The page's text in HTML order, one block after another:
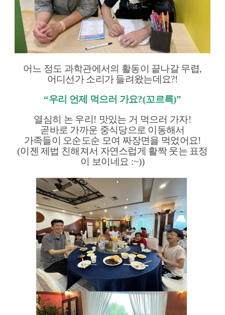
어느 정도 과학관에서의 활동이 끝나갈 무렵,
어디선가 소리가 들려왔는데요?!
“우리 언제 먹으러 가요?(꼬르륵)”
열심히 논 우리 ! 맛있는 거 먹으러 가자!
곧바로 가까운 중식당으로 이동해서
가족들이 오순도순 모여 짜장면을 먹었어요!
(이젠 제법 친해져서 자연스럽게 활짝 웃는 표정
이 보이네요 :~))